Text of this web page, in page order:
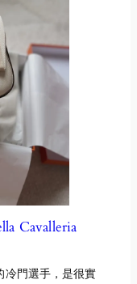
Cavalleria
冷門選手，是很實